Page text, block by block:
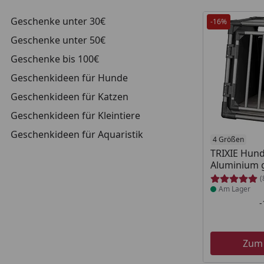
Geschenke unter 30€
Geschenke unter 50€
Geschenke bis 100€
Geschenkideen für Hunde
Geschenkideen für Katzen
Geschenkideen für Kleintiere
Geschenkideen für Aquaristik
-16%
4 Größen
TRIXIE
Aluminium
Produkt am
Am Lager
-